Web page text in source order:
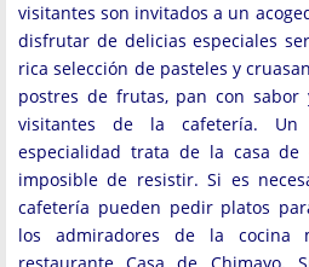
visitantes son invitados a un
disfrutar de delicias especiales
rica selección de pasteles y
postres de frutas, pan con
visitantes de la cafetería.
especialidad trata de la casa de
imposible de resistir. Si es
cafetería pueden pedir platos
los admiradores de la cocina